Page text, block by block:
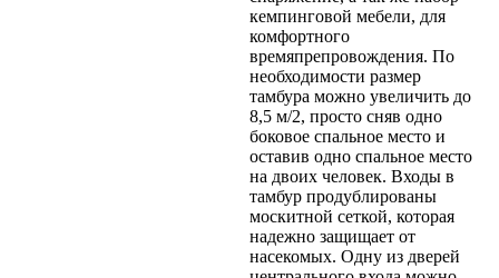
кемпинговой мебели, для
комфортного
времяпрепровождения. По
необходимости размер
тамбура можно увеличить до
8,5 м/2, просто сняв одно
боковое спальное место и
оставив одно спальное место
на двоих человек. Входы в
тамбур продублированы
москитной сеткой, которая
надежно защищает от
насекомых. Одну из дверей